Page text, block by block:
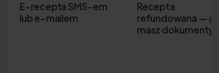
E-recepta SMS-em
lub e-mailem
Recepta
refundowana —
masz dokumenty